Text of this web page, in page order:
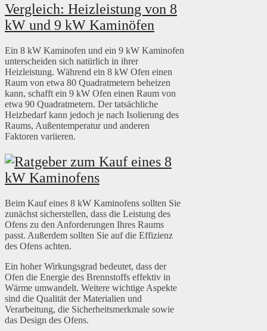
Vergleich: Heizleistung von 8
kW und 9 kW Kaminöfen
Ein 8 kW Kaminofen und ein 9 kW Kaminofen
unterscheiden sich natürlich in ihrer
Heizleistung. Während ein 8 kW Ofen einen
Raum von etwa 80 Quadratmetern beheizen
kann, schafft ein 9 kW Ofen einen Raum von
etwa 90 Quadratmetern. Der tatsächliche
Heizbedarf kann jedoch je nach Isolierung des
Raums, Außentemperatur und anderen
Faktoren variieren.
Beim Kauf eines 8 kW Kaminofens sollten Sie
zunächst sicherstellen, dass die Leistung des
Ofens zu den Anforderungen Ihres Raums
passt. Außerdem sollten Sie auf die Effizienz
des Ofens achten.
Ein hoher Wirkungsgrad bedeutet, dass der
Ofen die Energie des Brennstoffs effektiv in
Wärme umwandelt. Weitere wichtige Aspekte
sind die Qualität der Materialien und
Verarbeitung, die Sicherheitsmerkmale sowie
das Design des Ofens.